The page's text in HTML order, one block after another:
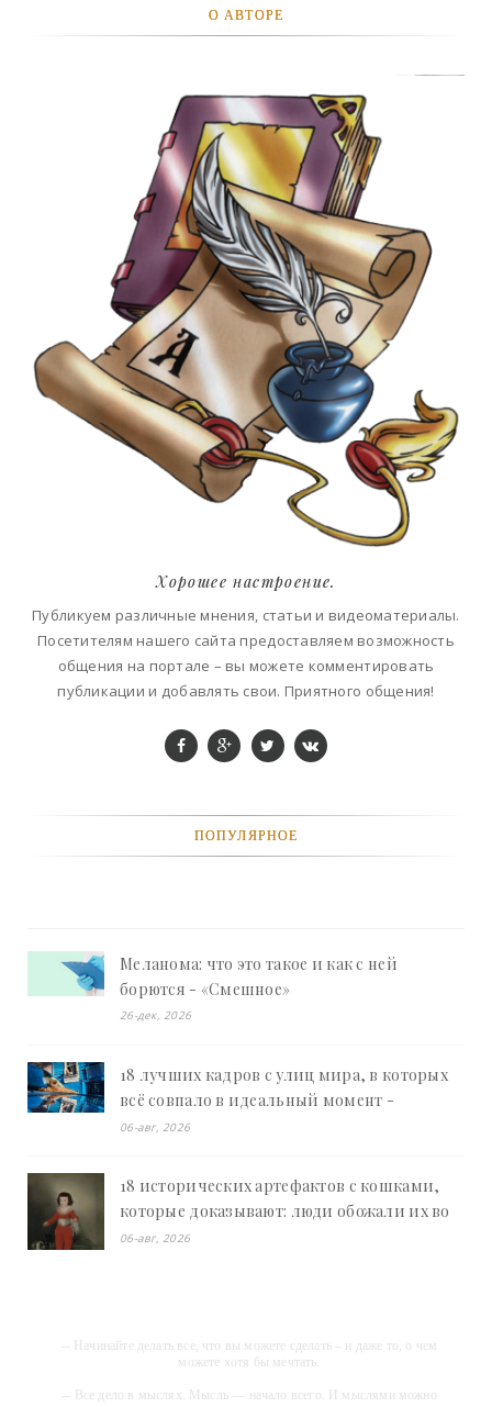
О АВТОРЕ
Хорошее настроение.
Публикуем различные мнения, статьи и видеоматериалы.
Посетителям нашего сайта предоставляем возможность
общения на портале – вы можете комментировать
публикации и добавлять свои. Приятного общения!
ПОПУЛЯРНОЕ
Меланома: что это такое и как с ней
борются - «Смешное»
26-дек, 2026
18 лучших кадров с улиц мира, в которых
всё совпало в идеальный момент -
«Смешное»
06-авг, 2026
18 исторических артефактов с кошками,
которые доказывают: люди обожали их во
все времена - «Смешное»
06-авг, 2026
-- Начинайте делать все, что вы можете сделать – и даже то, о чем
можете хотя бы мечтать.
-- Все дело в мыслях. Мысль — начало всего. И мыслями можно